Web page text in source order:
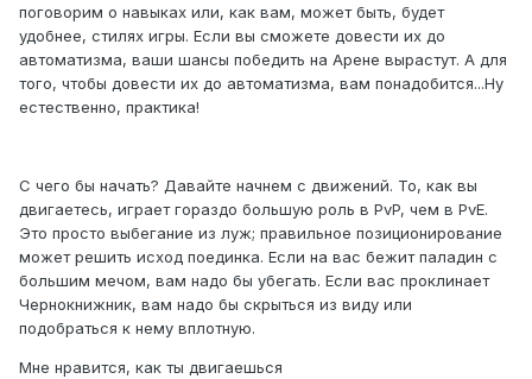
поговорим о навыках или, как вам, может быть, будет
удобнее, стилях игры. Если вы сможете довести их до
автоматизма, ваши шансы победить на Арене вырастут. А для
того, чтобы довести их до автоматизма, вам понадобится...Ну
естественно, практика!
С чего бы начать? Давайте начнем с движений. То, как вы
двигаетесь, играет гораздо большую роль в PvP, чем в PvE.
Это просто выбегание из луж; правильное позиционирование
может решить исход поединка. Если на вас бежит паладин с
большим мечом, вам надо бы убегать. Если вас проклинает
Чернокнижник, вам надо бы скрыться из виду или
подобраться к нему вплотную.
Мне нравится, как ты двигаешься